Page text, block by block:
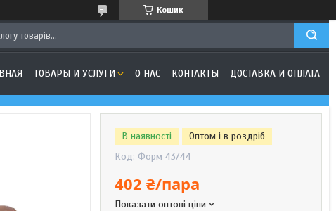
Кошик
ТОВАРЫ И УСЛУГИ О НАС КОНТАКТЫ ДОСТАВКА И ОПЛАТА
В наявності
Оптом і в роздріб
Код: Форм 43/44
402 ₴/пара
Показати оптові ціни